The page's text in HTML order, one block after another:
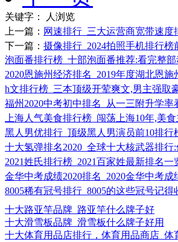
关键字：
人浏览
上一篇： 网速排行_三大运营商宽带速
下一篇： 摄像排行_2024拍照手机排行榜
泡面番排行榜_十部泡面番推荐:看完整部
2020恩施州经济排名_2019年度湖北恩施
h文排行榜_三本顶级开荤爽文,男主强取
福州2020中考初中排名_从一三附升学率
上海人气美食排行榜_闯荡上海10年,美
黑人男优排行_顶级黑人男演员前10排行
十大氢弹排名2020_全球十大核武器排行:
2021姓氏排行榜_2021百家姓最新排名一
金华中考成绩2020排名_2020金华中考成
8005稀有冠号排行_8005的这些冠号记得
十大路亚竿品牌_路亚竿什么牌子好
十大滑雪板品牌_滑雪板什么牌子好用
十大体育用品店排行，体育用品商店_体